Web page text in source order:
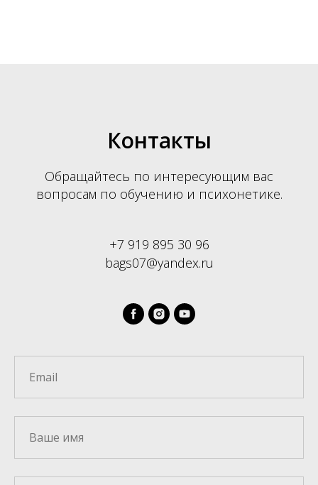
Контакты
Обращайтесь по интересующим вас
вопросам по обучению и психонетике.
+7 919 895 30 96
bags07@yandex.ru